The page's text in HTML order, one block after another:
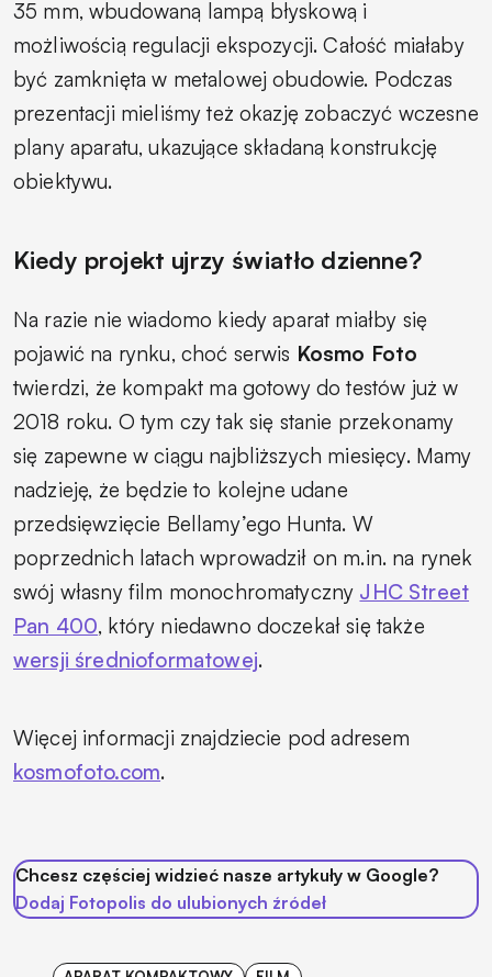
35 mm, wbudowaną lampą błyskową i
możliwością regulacji ekspozycji. Całość miałaby
być zamknięta w metalowej obudowie. Podczas
prezentacji mieliśmy też okazję zobaczyć wczesne
plany aparatu, ukazujące składaną konstrukcję
obiektywu.
Kiedy projekt ujrzy światło dzienne?
Na razie nie wiadomo kiedy aparat miałby się
pojawić na rynku, choć serwis Kosmo Foto
twierdzi, że kompakt ma gotowy do testów już w
2018 roku. O tym czy tak się stanie przekonamy
się zapewne w ciągu najbliższych miesięcy. Mamy
nadzieję, że będzie to kolejne udane
przedsięwzięcie Bellamy’ego Hunta. W
poprzednich latach wprowadził on m.in. na rynek
swój własny film monochromatyczny JHC Street
Pan 400, który niedawno doczekał się także
wersji średnioformatowej.
Więcej informacji znajdziecie pod adresem
kosmofoto.com.
Chcesz częściej widzieć nasze artykuły w Google?
Dodaj Fotopolis do ulubionych źródeł